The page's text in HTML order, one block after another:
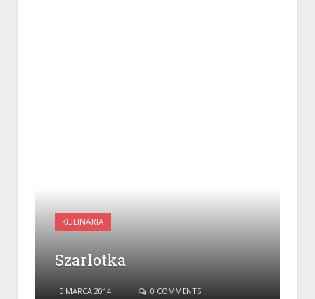
KULINARIA
Szarlotka
5 MARCA 2014 0 COMMENTS